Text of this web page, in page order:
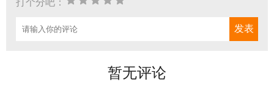
打个分吧：
暂无评论